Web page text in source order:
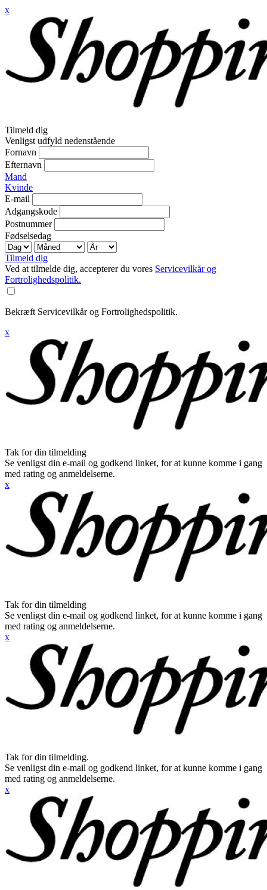
x
Tilmeld dig
Venligst udfyld nedenstående
Fornavn
Efternavn
Mand
Kvinde
E-mail
Adgangskode
Postnummer
Fødselsedag
Tilmeld dig
Ved at tilmelde dig, accepterer du vores Servicevilkår og
Fortrolighedspolitik.
Bekræft Servicevilkår og Fortrolighedspolitik.
x
Tak for din tilmelding
Se venligst din e-mail og godkend linket, for at kunne komme i gang
med rating og anmeldelserne.
x
Tak for din tilmelding
Se venligst din e-mail og godkend linket, for at kunne komme i gang
med rating og anmeldelserne.
x
Tak for din tilmelding.
Se venligst din e-mail og godkend linket, for at kunne komme i gang
med rating og anmeldelserne.
x